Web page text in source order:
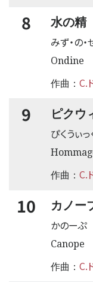
8 水の精
みず・の・
Ondine
作曲： C.
9 ピクウ
ぴくうぃっ
作曲： C.
10 カノー
かのーぷ
Canope
作曲： C.